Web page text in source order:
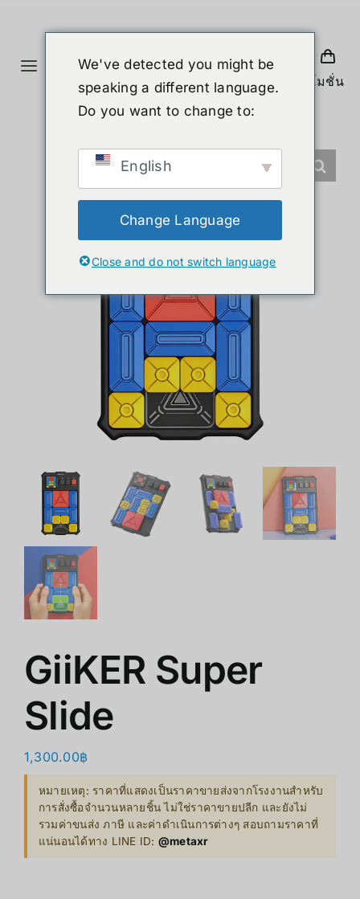
Toggle
Navigation
휴머노이드 로봇
클리어런스
회사 소개
โปรโมชั่น
GiiKER Super
Slide
1,300.00฿
หมายเหตุ: ราคาที่แสดงเป็นราคาขายส่งจากโรงงานสำหรับ
การสั่งซื้อจำนวนหลายชิ้น ไม่ใช่ราคาขายปลีก และยังไม่
รวมค่าขนส่ง ภาษี และค่าดำเนินการต่างๆ สอบถามราคาที่
แน่นอนได้ทาง LINE ID: @metaxr
We've detected you might be
speaking a different language.
Do you want to change to:
English
Change Language
Close and do not switch language